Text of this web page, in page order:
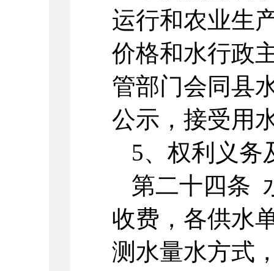
运行和农业生
价格和水行政
管部门会同县
公示，接受用
5、权利义务
第二十四条
收费，各供水
测水量水方式